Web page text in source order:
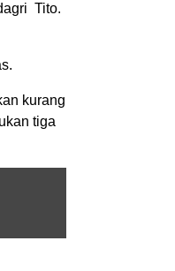
Tito.
kurang
tiga